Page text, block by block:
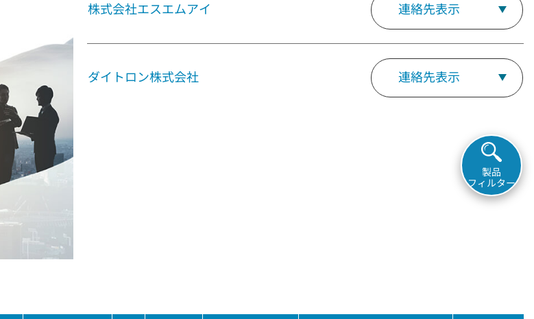
株式会社エスエムアイ 連絡先表示
ダイトロン株式会社 連絡先表示
製品
フィルター